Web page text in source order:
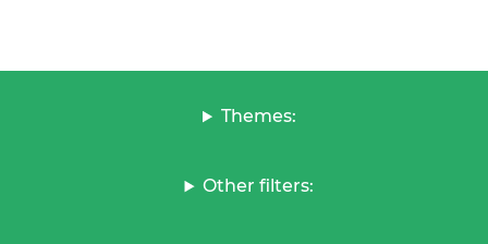
Themes:
Other filters: